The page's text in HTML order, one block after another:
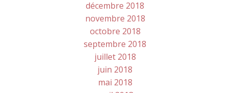
décembre 2018
novembre 2018
octobre 2018
septembre 2018
juillet 2018
juin 2018
mai 2018